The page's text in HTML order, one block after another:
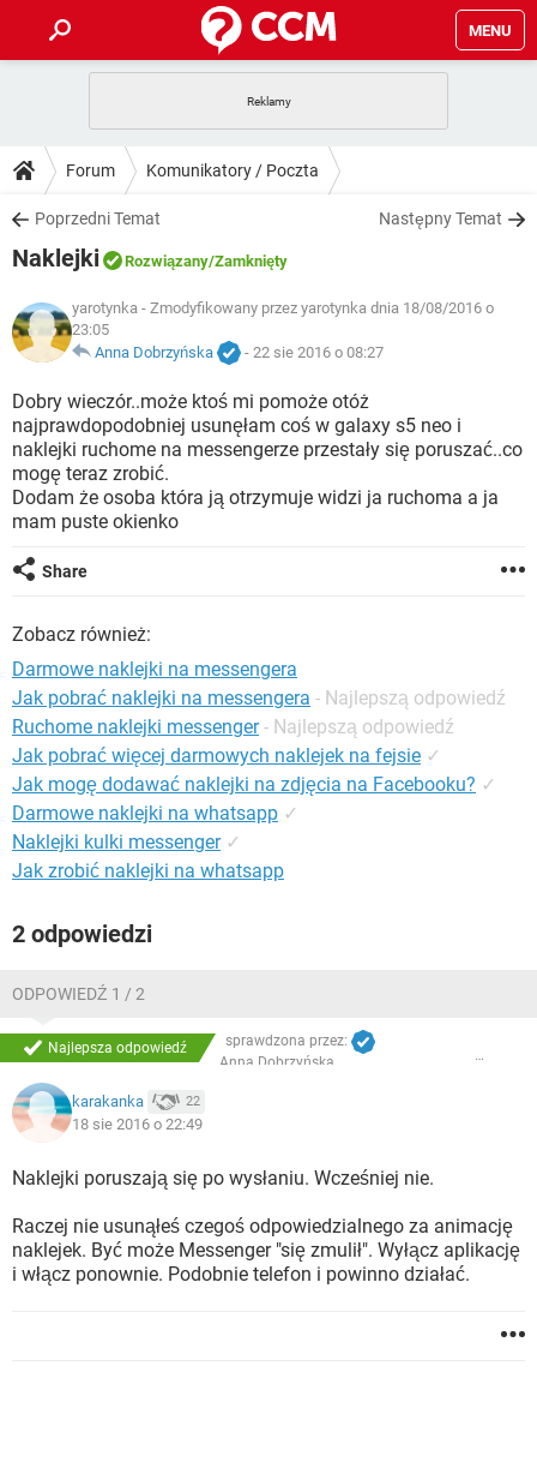
MENU
GRY WHATSAPP
SPOTIFY
INSTAGRAM FACEBOOK
WINDOWS 10
PORADY
PlayStation TIKTOK
INSTAGRAM FACEBOOK
WINDOWS 10
DO POBRANIA
ANDROID TIKTOK
GRY WHATSAPP
IOS
WINDOWS 10
COVID-19 TIKTOK
GRY WHATSAPP
SPOTIFY NETFLIX
INSTAGRAM FACEBOOK
WINDOWS 10
ARTYKUŁY
GRY WHATSAPP
SPOTIFY NETFLIX
INSTAGRAM FACEBOOK
Forum Komunikatory / Poczta
Poprzedni Temat Następny Temat
Naklejki Rozwiązany/Zamknięty
yarotynka- Zmodyfikowany przez yarotynka dnia 18/08/2016 o
23:05
Anna Dobrzyńska
- 22 sie 2016 o 08:27
Dobry wieczór..może ktoś mi pomoże otóż
najprawdopodobniej usunęłam coś w galaxy s5 neo i
naklejki ruchome na messengerze przestały się poruszać..co
mogę teraz zrobić.
Dodam że osoba która ją otrzymuje widzi ja ruchoma a ja
mam puste okienko
Share
Zobacz również:
Darmowe naklejki na messengera
Jak pobrać naklejki na messengera - Najlepszą odpowiedź
Ruchome naklejki messenger - Najlepszą odpowiedź
Jak pobrać więcej darmowych naklejek na fejsie ✓
Jak mogę dodawać naklejki na zdjęcia na Facebooku? ✓
Darmowe naklejki na whatsapp ✓
Naklejki kulki messenger ✓
Jak zrobić naklejki na whatsapp
2 odpowiedzi
ODPOWIEDŹ 1 / 2
Najlepsza odpowiedź
sprawdzona przez:
Anna Dobrzyńska
karakanka 22
18 sie 2016 o 22:49
Naklejki poruszają się po wysłaniu. Wcześniej nie.
Raczej nie usunąłeś czegoś odpowiedzialnego za animację
naklejek. Być może Messenger "się zmulił". Wyłącz aplikację
i włącz ponownie. Podobnie telefon i powinno działać.